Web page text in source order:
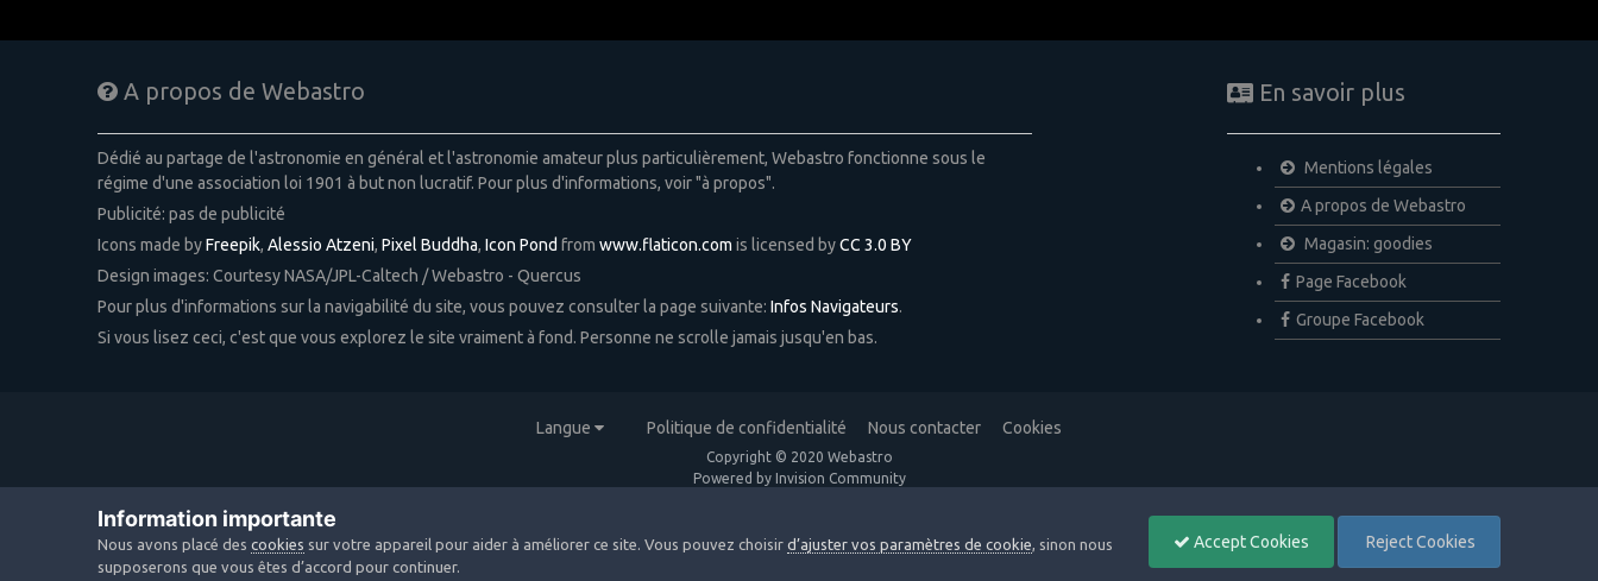
A propos de Webastro
Dédié au partage de l'astronomie en général et l'astronomie amateur plus particulièrement, Webastro fonctionne sous le
régime d'une association loi 1901 à but non lucratif. Pour plus d'informations, voir "à propos".
Publicité: pas de publicité
Icons made byFreepik, Alessio Atzeni, Pixel Buddha, Icon Pond from www.flaticon.com is licensed byCC 3.0 BY
Design images: Courtesy NASA/JPL-Caltech / Webastro - Quercus
Pour plus d'informations sur la navigabilité du site, vous pouvez consulter la page suivante: Infos Navigateurs.
Si vous lisez ceci, c'est que vous explorez le site vraiment à fond. Personne ne scrolle jamais jusqu'en bas.
En savoir plus
Mentions légales
A propos de Webastro
Magasin: goodies
Page Facebook
Groupe Facebook
Langue Politique de confidentialité Nous contacter Cookies
Copyright © 2020 Webastro
Powered by Invision Community
Information importante
Nous avons placé descookies sur votre appareil pour aider à améliorer ce site. Vous pouvez choisird’ajuster vos paramètres de cookie, sinon nous
supposerons que vous êtes d’accord pour continuer.
Accept Cookies Reject Cookies